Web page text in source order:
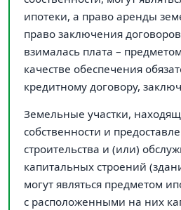
ипотеки, а право аренды
право заключения
взималась плата –
качестве обеспечения
кредитному договору,
Земельные участки,
собственности и
строительства и (или)
капитальных строений
могут являться предметом
с расположенными на них